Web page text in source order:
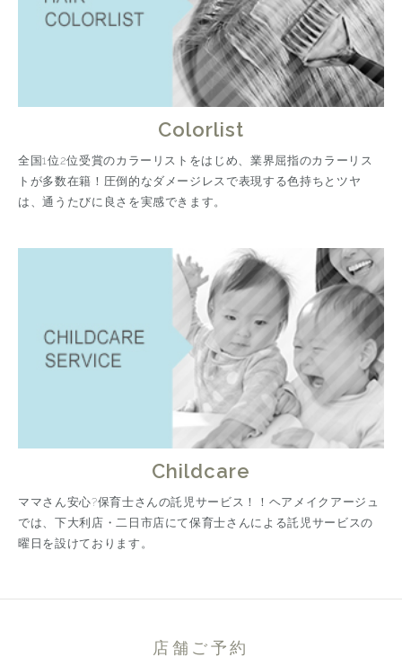
Colorlist
全国1位2位受賞のカラーリストをはじめ、業界屈指のカラーリス
トが多数在籍！圧倒的なダメージレスで表現する色持ちとツヤ
は、通うたびに良さを実感できます。
Childcare
ママさん安心?保育士さんの託児サービス！！ヘアメイクアージュ
では、下大利店・二日市店にて保育士さんによる託児サービスの
曜日を設けております。
店舗ご予約